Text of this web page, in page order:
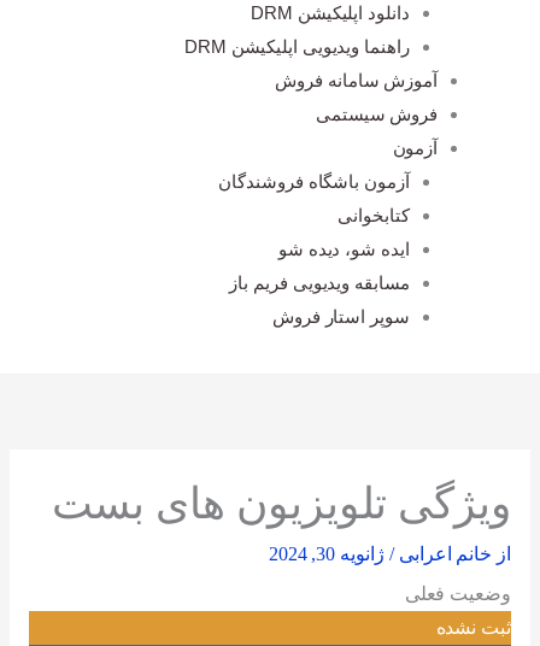
دانلود اپلیکیشن DRM
راهنما ویدیویی اپلیکیشن DRM
آموزش سامانه فروش
فروش سیستمی
آزمون
آزمون باشگاه فروشندگان
کتابخوانی
ایده شو، دیده شو
مسابقه ویدیویی فریم باز
سوپر استار فروش
ویژگی تلویزیون های بست
از خانم اعرابی/ ژانویه 30, 2024
وضعیت فعلی
ثبت نشده